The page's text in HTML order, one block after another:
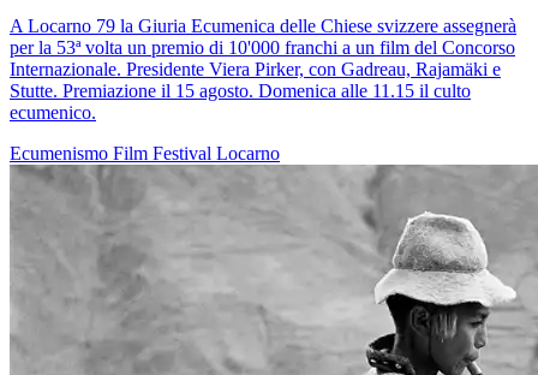
A Locarno 79 la Giuria Ecumenica delle Chiese svizzere assegnerà
per la 53ª volta un premio di 10'000 franchi a un film del Concorso
Internazionale. Presidente Viera Pirker, con Gadreau, Rajamäki e
Stutte. Premiazione il 15 agosto. Domenica alle 11.15 il culto
ecumenico.
Ecumenismo Film Festival Locarno